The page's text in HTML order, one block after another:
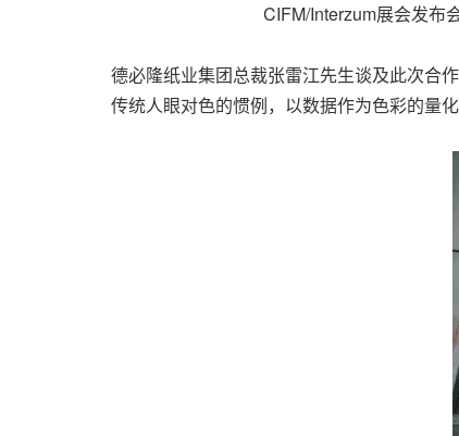
CIFM/Interzum展会发布
德必隆纸业集团总裁张雷江先生谈及此次合
传统人眼对色的惯例，以数据作为色彩的量